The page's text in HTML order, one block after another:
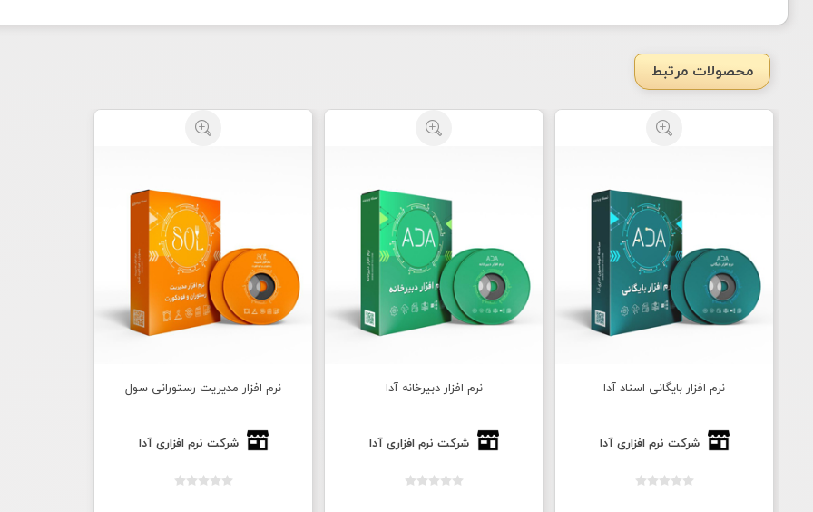
محصولات مرتبط
نرم افزار بایگانی اسناد آدا
شرکت نرم افزاری آدا
نرم افزار دبیرخانه آدا
شرکت نرم افزاری آدا
نرم افزار مدیریت رستورانی سول
شرکت نرم افزاری آدا